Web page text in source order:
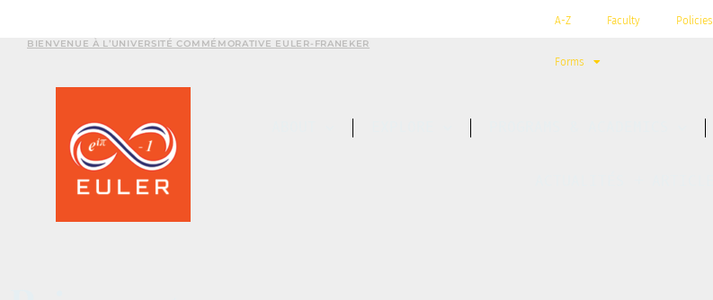
BIENVENUE À L’UNIVERSITÉ COMMÉMORATIVE EULER-FRANEKER
A-Z Faculty Policies
Forms